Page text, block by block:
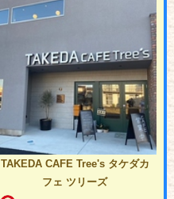
TAKEDA CAFE Tree's タケダカ
フェ ツリーズ